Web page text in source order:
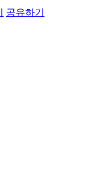
공유하기